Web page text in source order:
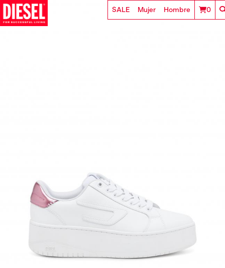
SALE Mujer Hombre 0